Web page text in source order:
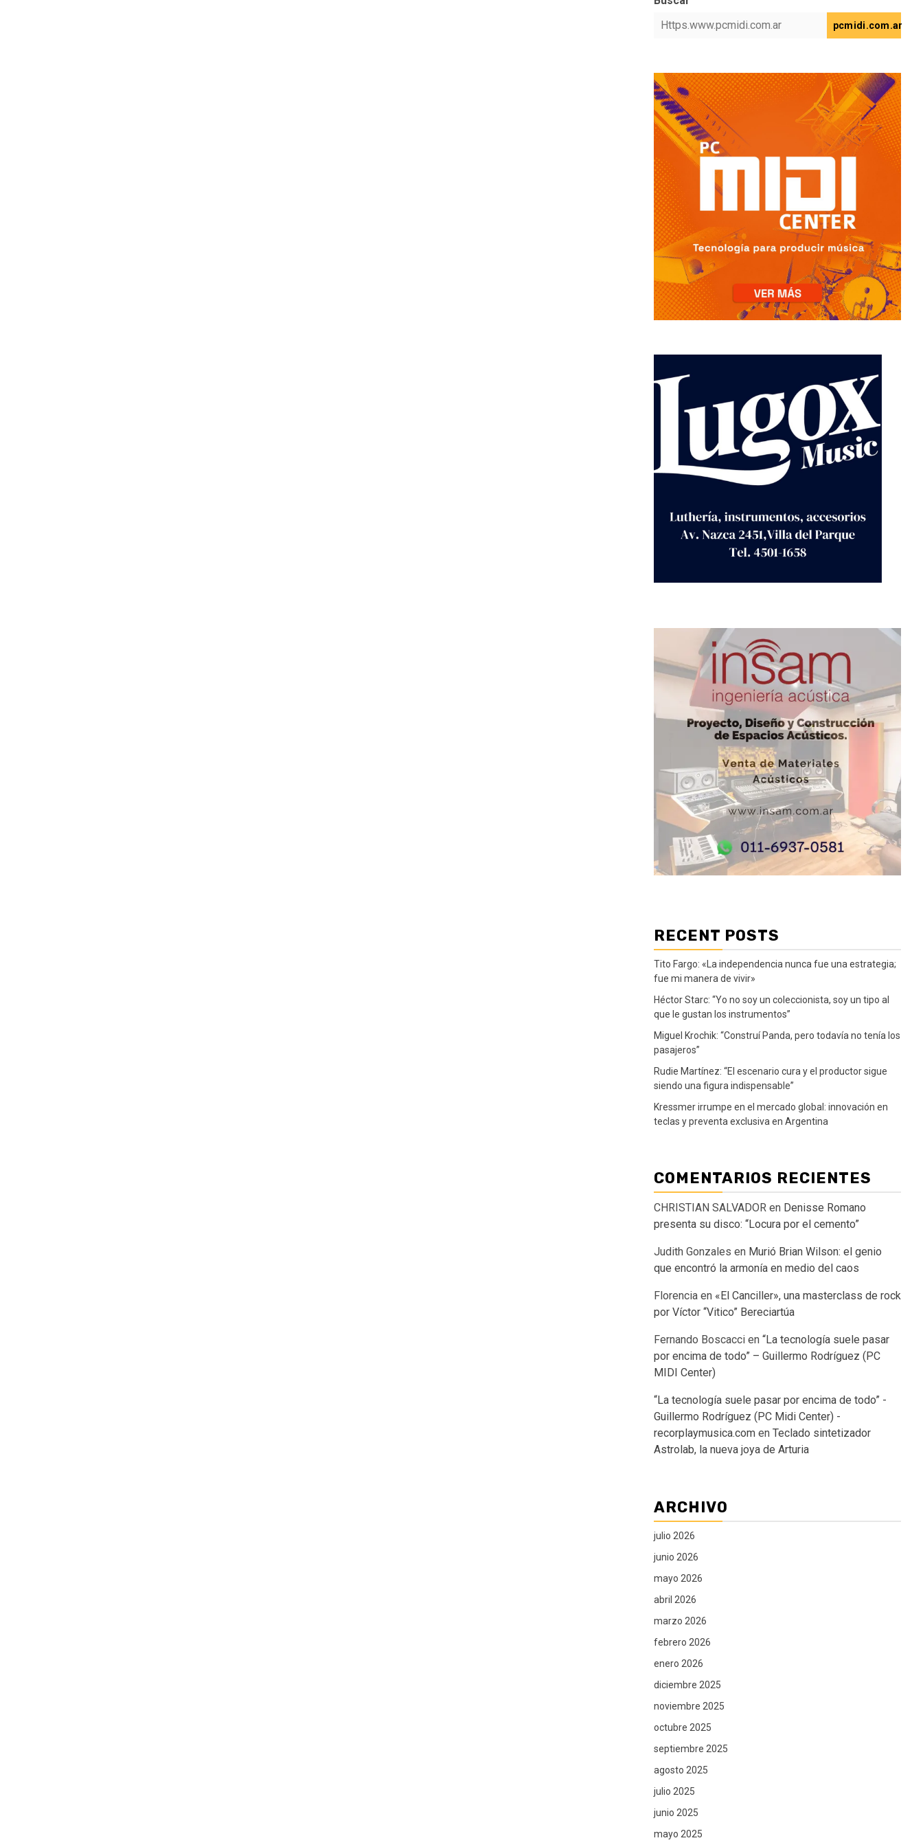
pcmidi.com.ar
RECENT POSTS
Tito Fargo: «La independencia nunca fue una estrategia;
fue mi manera de vivir»
Héctor Starc: “Yo no soy un coleccionista, soy un tipo al
que le gustan los instrumentos”
Miguel Krochik: “Construí Panda, pero todavía no tenía los
pasajeros”
Rudie Martínez: “El escenario cura y el productor sigue
siendo una figura indispensable”
Kressmer irrumpe en el mercado global: innovación en
teclas y preventa exclusiva en Argentina
COMENTARIOS RECIENTES
CHRISTIAN SALVADOR en Denisse Romano
presenta su disco: “Locura por el cemento”
Judith Gonzales en Murió Brian Wilson: el genio
que encontró la armonía en medio del caos
Florencia en «El Canciller», una masterclass de rock
por Víctor “Vitico” Bereciartúa
Fernando Boscacci en “La tecnología suele pasar
por encima de todo” – Guillermo Rodríguez (PC
MIDI Center)
“La tecnología suele pasar por encima de todo” -
Guillermo Rodríguez (PC Midi Center) -
recorplaymusica.com en Teclado sintetizador
Astrolab, la nueva joya de Arturia
ARCHIVO
julio 2026
junio 2026
mayo 2026
abril 2026
marzo 2026
febrero 2026
enero 2026
diciembre 2025
noviembre 2025
octubre 2025
septiembre 2025
agosto 2025
julio 2025
junio 2025
mayo 2025